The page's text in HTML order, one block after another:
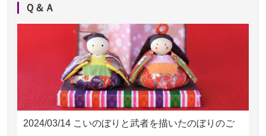
2026/07/31 08:41
2026/07/30 22:27 墨田区の方からお申込み
2026/07/30 17:02 神奈川の方からお申込み
2026/07/30 15:59 神奈川の方からお申込み
2026/07/30 08:46 東京都の方からお申込み
2026/07/29 15:08 神奈川の方からお申込み
供養の内容（料金や送り方等）がとて
も丁寧に説...
2026/07/18つい先日も利用させていただきまし
た。 手続...
2026/07/18 大切にしていたお人形をきちんと供養
Ｑ＆Ａ
2024/03/14 こいのぼりと武者を描いたのぼりのご